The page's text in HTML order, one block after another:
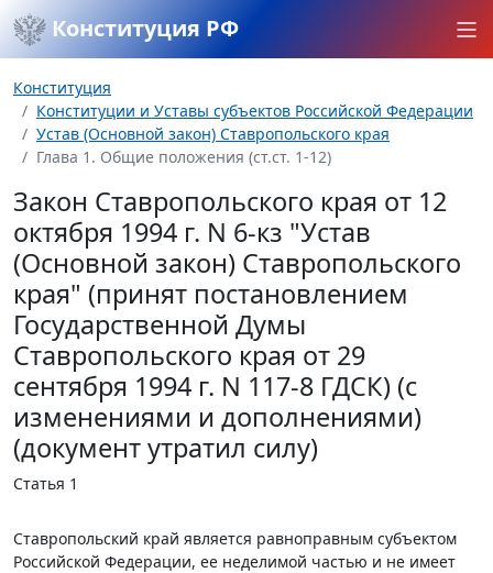
Конституция РФ
Конституция
Конституции и Уставы субъектов Российской Федерации
Устав (Основной закон) Ставропольского края
Глава 1. Общие положения (ст.ст. 1-12)
Закон Ставропольского края от 12
октября 1994 г. N 6-кз "Устав
(Основной закон) Ставропольского
края" (принят постановлением
Государственной Думы
Ставропольского края от 29
сентября 1994 г. N 117-8 ГДСК) (с
изменениями и дополнениями)
(документ утратил силу)
Статья 1
Ставропольский край является равноправным субъектом
Российской Федерации, ее неделимой частью и не имеет